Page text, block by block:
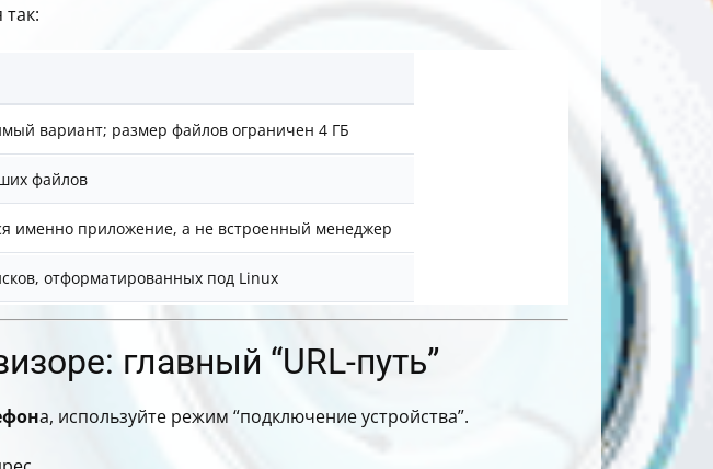
вариант; размер файлов ограничен 4 ГБ
файлов
именно приложение, а не встроенный менеджер
отформатированных под Linux
главный “URL-путь”
а, используйте режим “подключение устройства”.